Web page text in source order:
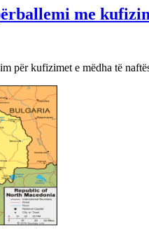
me
për kufizimet e mëdha të